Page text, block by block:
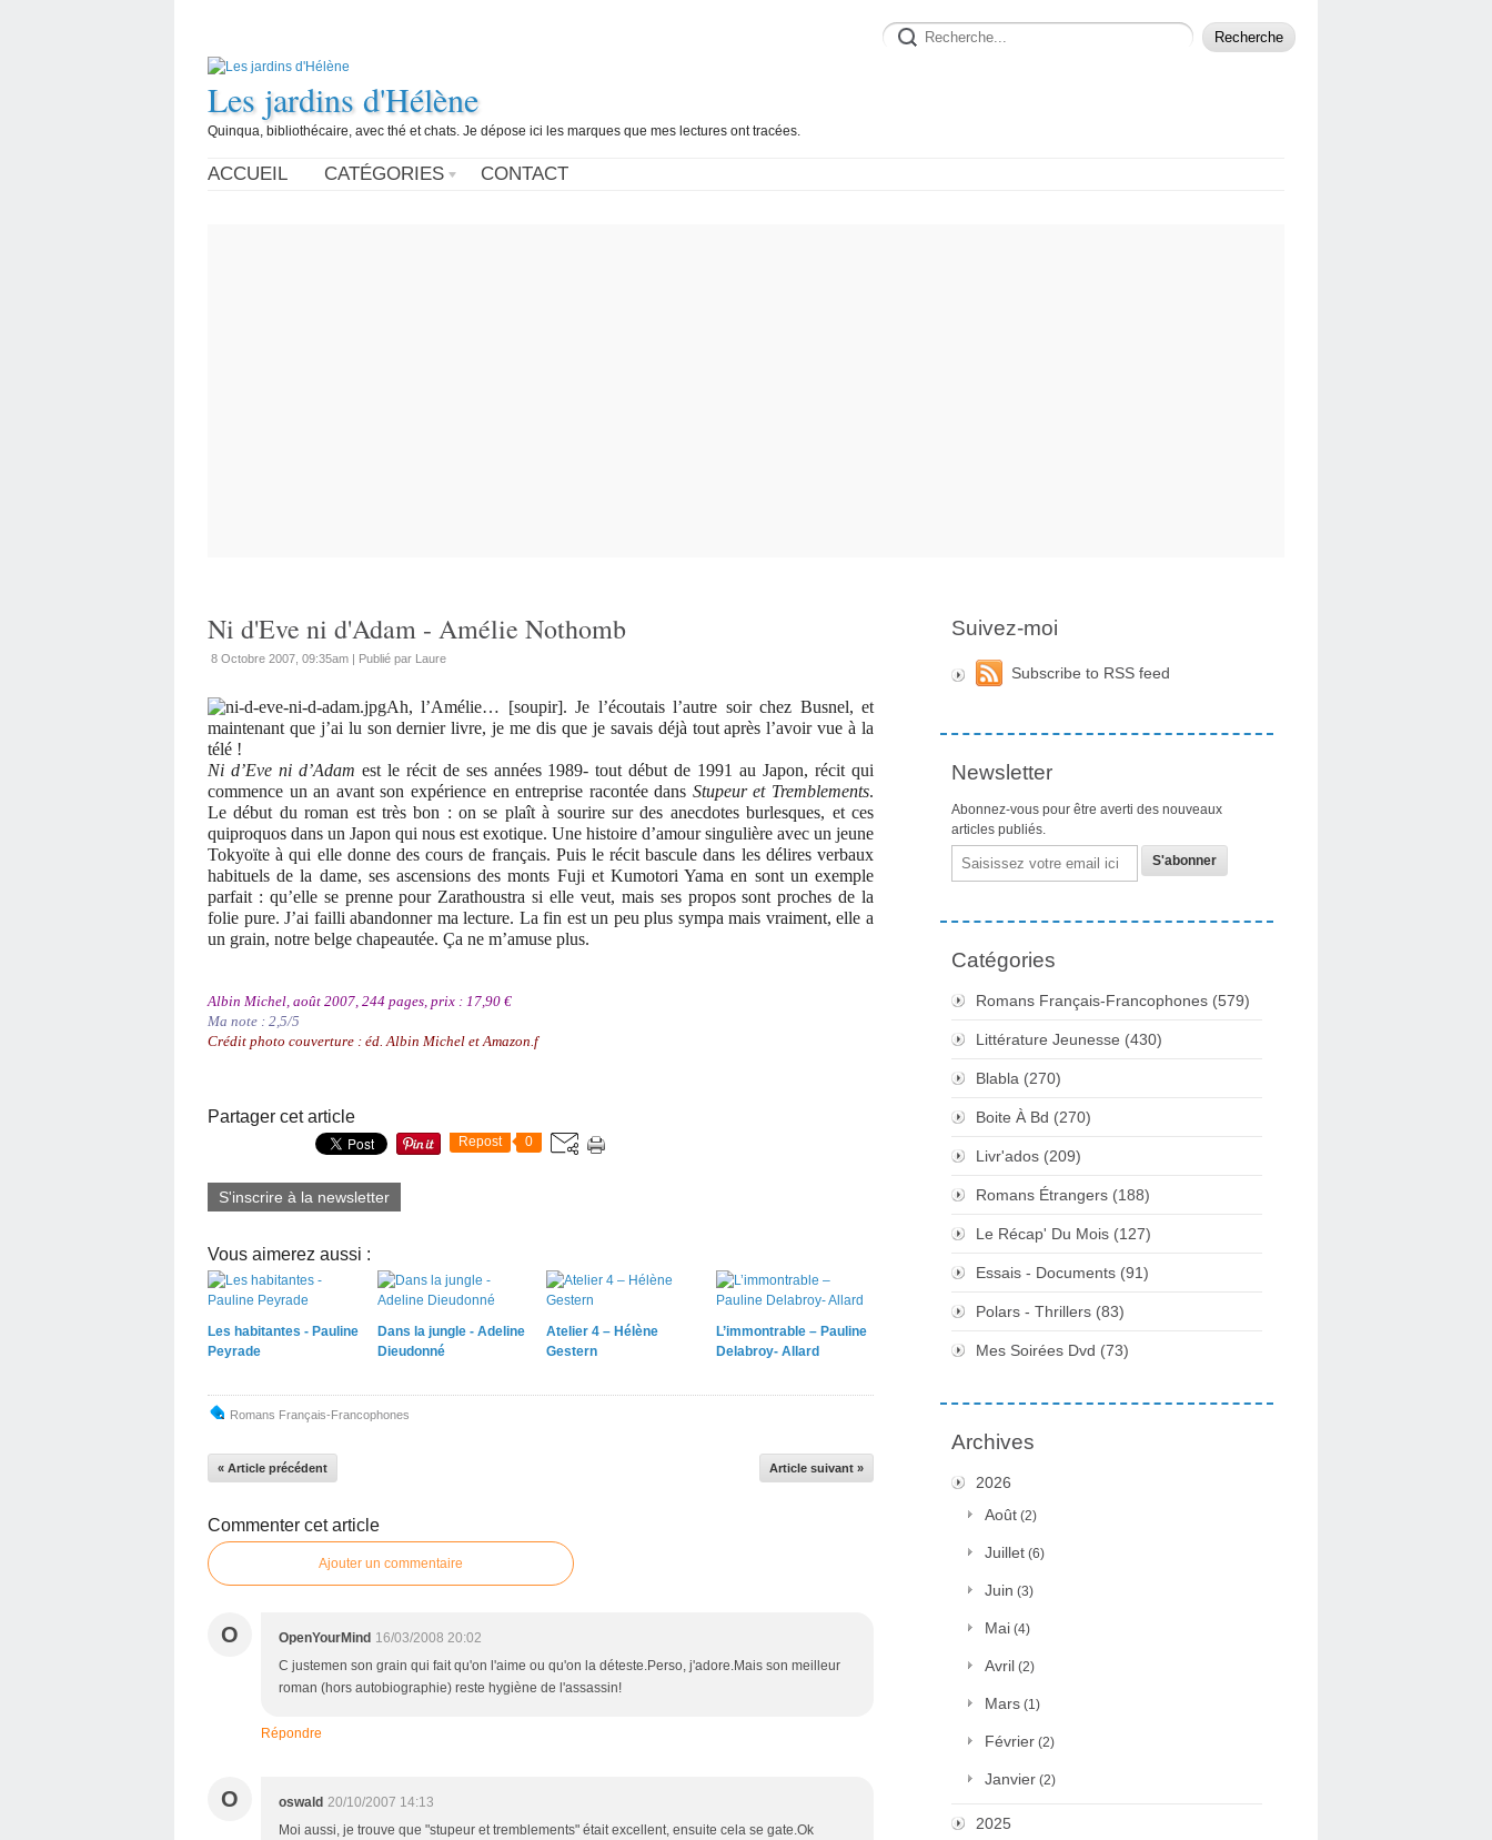
Les jardins d'Hélène
Quinqua, bibliothécaire, avec thé et chats. Je dépose ici les marques que mes lectures ont tracées.
ACCUEIL CATÉGORIES CONTACT
Ni d'Eve ni d'Adam - Amélie Nothomb
8 Octobre 2007, 09:35am | Publié par Laure
Ah, l’Amélie… [soupir]. Je l’écoutais l’autre soir chez Busnel, et
maintenant que j’ai lu son dernier livre, je me dis que je savais déjà tout après l’avoir vue à la
télé !
Ni d’Eve ni d’Adam est le récit de ses années 1989- tout début de 1991 au Japon, récit qui
commence un an avant son expérience en entreprise racontée dans Stupeur et Tremblements.
Le début du roman est très bon : on se plaît à sourire sur des anecdotes burlesques, et ces
quiproquos dans un Japon qui nous est exotique. Une histoire d’amour singulière avec un jeune
Tokyoïte à qui elle donne des cours de français. Puis le récit bascule dans les délires verbaux
habituels de la dame, ses ascensions des monts Fuji et Kumotori Yama en sont un exemple
parfait : qu’elle se prenne pour Zarathoustra si elle veut, mais ses propos sont proches de la
folie pure. J’ai failli abandonner ma lecture. La fin est un peu plus sympa mais vraiment, elle a
un grain, notre belge chapeautée. Ça ne m’amuse plus.
Albin Michel, août 2007, 244 pages, prix : 17,90 €
Ma note : 2,5/5
Crédit photo couverture : éd. Albin Michel et Amazon.f
Partager cet article
Repost 0
S'inscrire à la newsletter
Vous aimerez aussi :
Les habitantes - Pauline
Peyrade
Dans la jungle - Adeline
Dieudonné
Atelier 4 – Hélène
Gestern
L’immontrable – Pauline
Delabroy- Allard
Romans Français-Francophones
« Article précédent Article suivant »
Commenter cet article
Ajouter un commentaire
O OpenYourMind 16/03/2008 20:02
C justemen son grain qui fait qu'on l'aime ou qu'on la déteste.Perso, j'adore.Mais son meilleur
roman (hors autobiographie) reste hygiène de l'assassin!
Répondre
O oswald 20/10/2007 14:13
Moi aussi, je trouve que "stupeur et tremblements" était excellent, ensuite cela se gate.Ok
Suivez-moi
Subscribe to RSS feed
Newsletter
Abonnez-vous pour être averti des nouveaux
articles publiés.
Email
Catégories
Romans Français-Francophones (579)
Littérature Jeunesse (430)
Blabla (270)
Boite À Bd (270)
Livr'ados (209)
Romans Étrangers (188)
Le Récap' Du Mois (127)
Essais - Documents (91)
Polars - Thrillers (83)
Mes Soirées Dvd (73)
Archives
2026
Août (2)
Juillet (6)
Juin (3)
Mai (4)
Avril (2)
Mars (1)
Février (2)
Janvier (2)
2025